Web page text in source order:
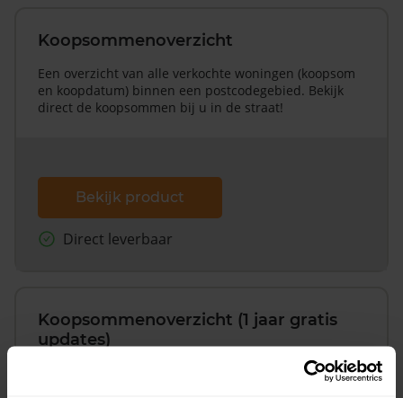
Koopsommenoverzicht
Een overzicht van alle verkochte woningen (koopsom
en koopdatum) binnen een postcodegebied. Bekijk
direct de koopsommen bij u in de straat!
Bekijk product
Direct leverbaar
Koopsommenoverzicht (1 jaar gratis
updates)